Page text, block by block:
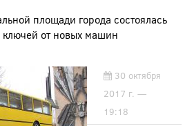
площади города состоялась
от новых машин
30 октября
2017 г. —
19:18